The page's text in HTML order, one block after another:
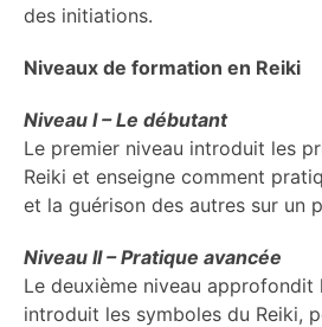
des initiations.
Niveaux de formation en Reiki
Niveau I – Le débutant
Le premier niveau introduit les
Reiki et enseigne comment
et la guérison des autres sur un
Niveau II – Pratique avancée
Le deuxième niveau approfondit
introduit les symboles du Reiki,